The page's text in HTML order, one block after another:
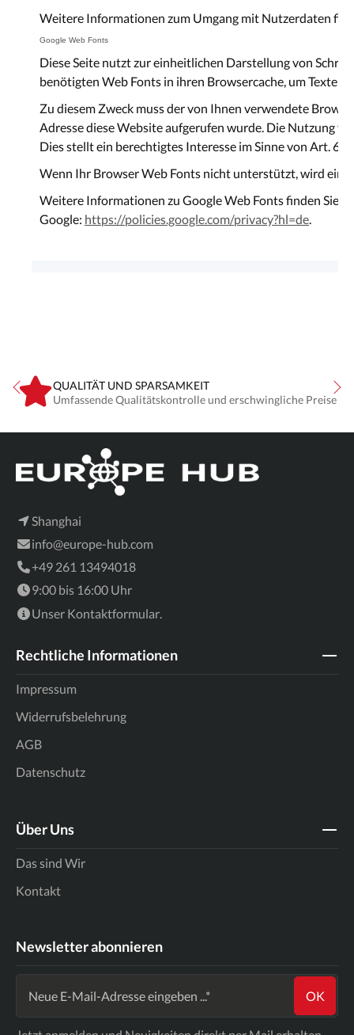
Weitere Informationen zum Umgang mit Nutzerdaten
Google Web Fonts
Diese Seite nutzt zur einheitlichen Darstellung von
benötigten Web Fonts in ihren Browsercache, um Texte
Zu diesem Zweck muss der von Ihnen verwendete
Adresse diese Website aufgerufen wurde. Die Nutzung
Dies stellt ein berechtigtes Interesse im Sinne von Art. 6
Wenn Ihr Browser Web Fonts nicht unterstützt, wird
Weitere Informationen zu Google Web Fonts finden Sie
Google: https://policies.google.com/privacy?hl=de.
QUALITÄT UND SPARSAMKEIT
Umfassende Qualitätskontrolle und erschwingliche Preise
Shanghai
info@europe-hub.com
+49 261 13494018
9:00 bis 16:00 Uhr
Unser Kontaktformular.
Rechtliche Informationen
Impressum
Widerrufsbelehrung
AGB
Datenschutz
Über Uns
Das sind Wir
Kontakt
Newsletter abonnieren
OK